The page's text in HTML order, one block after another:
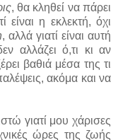
, θα κληθεί να πάρει
είναι η εκλεκτή, όχι
, αλλά γιατί είναι αυτή
αλλάζει ό,τι κι αν
βαθιά μέσα της τι
ακόμα και να
γιατί μου χάρισες
ώρες της ζωής